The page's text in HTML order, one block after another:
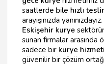
saatlerde bile hızlı
arayışınızda yanınızdayız.
Eskişehir kurye
sunan firmalar arasında
sadece bir kurye hizmeti
güvenilir bir çözüm